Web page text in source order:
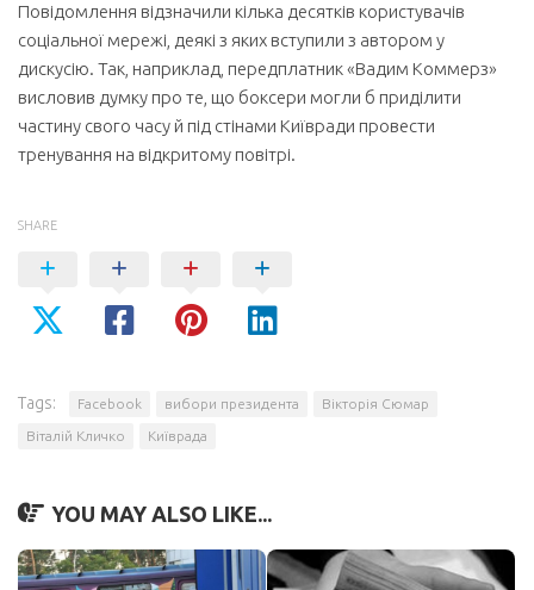
Повідомлення відзначили кілька десятків користувачів
соціальної мережі, деякі з яких вступили з автором у
дискусію. Так, наприклад, передплатник «Вадим Коммерз»
висловив думку про те, що боксери могли б приділити
частину свого часу й під стінами Київради провести
тренування на відкритому повітрі.
SHARE
Tags: Facebook вибори президента Вікторія Сюмар
Віталій Кличко Київрада
YOU MAY ALSO LIKE...